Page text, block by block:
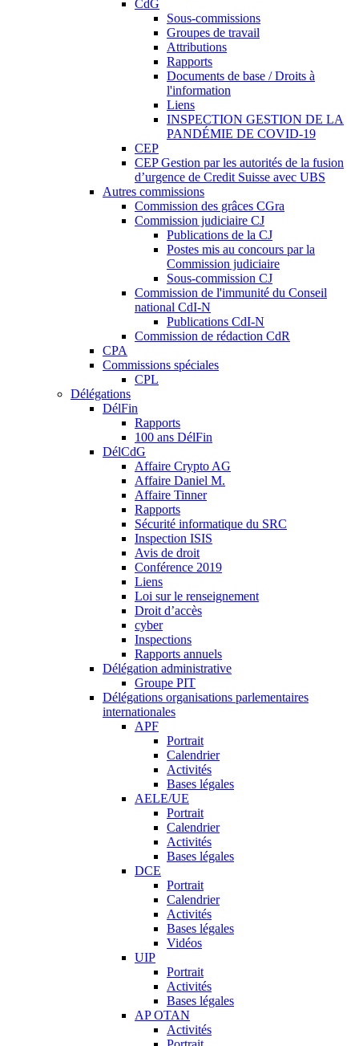
CdG
Sous-commissions
Groupes de travail
Attributions
Rapports
Documents de base / Droits à
l'information
Liens
INSPECTION GESTION DE LA
PANDÉMIE DE COVID-19
CEP
CEP Gestion par les autorités de la fusion
d’urgence de Credit Suisse avec UBS
Autres commissions
Commission des grâces CGra
Commission judiciaire CJ
Publications de la CJ
Postes mis au concours par la
Commission judiciaire
Sous-commission CJ
Commission de l'immunité du Conseil
national CdI-N
Publications CdI-N
Commission de rédaction CdR
CPA
Commissions spéciales
CPL
Délégations
DélFin
Rapports
100 ans DélFin
DélCdG
Affaire Crypto AG
Affaire Daniel M.
Affaire Tinner
Rapports
Sécurité informatique du SRC
Inspection ISIS
Avis de droit
Conférence 2019
Liens
Loi sur le renseignement
Droit d’accès
cyber
Inspections
Rapports annuels
Délégation administrative
Groupe PIT
Délégations organisations parlementaires
internationales
APF
Portrait
Calendrier
Activités
Bases légales
AELE/UE
Portrait
Calendrier
Activités
Bases légales
DCE
Portrait
Calendrier
Activités
Bases légales
Vidéos
UIP
Portrait
Activités
Bases légales
AP OTAN
Activités